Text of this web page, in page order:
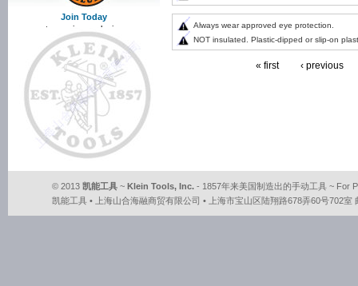
Always wear approved eye protection.
NOT insulated. Plastic-dipped or slip-on
« first ‹ previous
Join Today
to receive exclusive
information from Klein Tools!
© 2013 凯能工具 ~ Klein Tools, Inc. - 1857年来美国制造出的手动工具 ~ For
凯能工具 • 上海山合海融商贸有限公司 • 上海市宝山区陆翔路678弄60号702室